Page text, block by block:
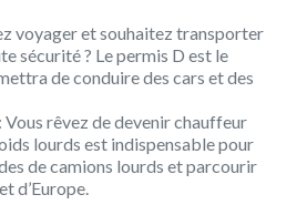
voyager et souhaitez transporter
sécurité ? Le permis D est le
de conduire des cars et des
rêvez de devenir chauffeur
lourds est indispensable pour
de camions lourds et parcourir
d’Europe.